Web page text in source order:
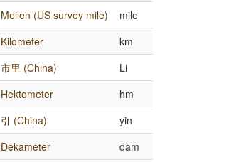
Meilen (US survey mile)
mile
Kilometer
km
市里 (China)
Li
Hektometer
hm
引 (China)
yin
Dekameter
dam